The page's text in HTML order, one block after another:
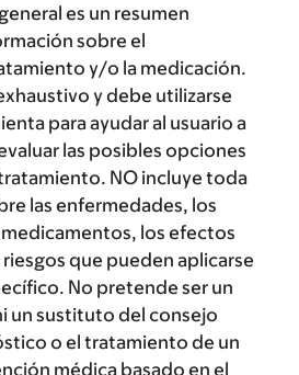
es un resumen
sobre el
y/o la medicación.
y debe utilizarse
para ayudar al usuario a
las posibles opciones
NO incluye toda
las enfermedades, los
los efectos
que pueden aplicarse
No pretende ser un
un sustituto del consejo
o el tratamiento de un
médica basado en el